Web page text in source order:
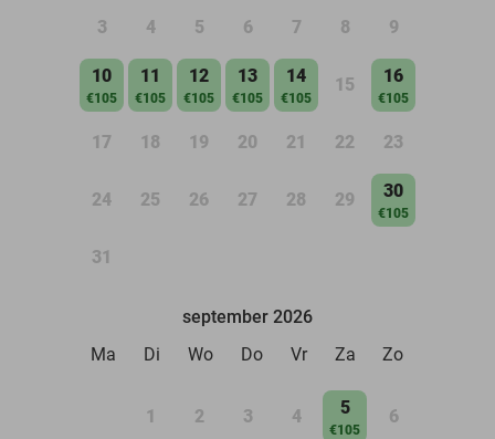
3 4 5 6 7 8 9
10
€105
11
€105
12
€105
13
€105
14
€105
15 16
€105
17 18 19 20 21 22 23
24 25 26 27 28 29 30
€105
31
september 2026
Ma
Di Wo Do Vr Za Zo
1 2 3 4 5
€105
6